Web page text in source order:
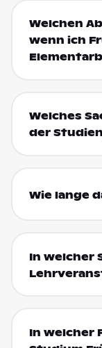
Welchen
wenn ich
Welches
der
Wie lange
In welcher
In welcher